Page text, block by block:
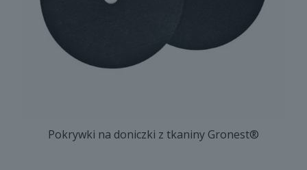
Pokrywki na doniczki z tkaniny Gronest®